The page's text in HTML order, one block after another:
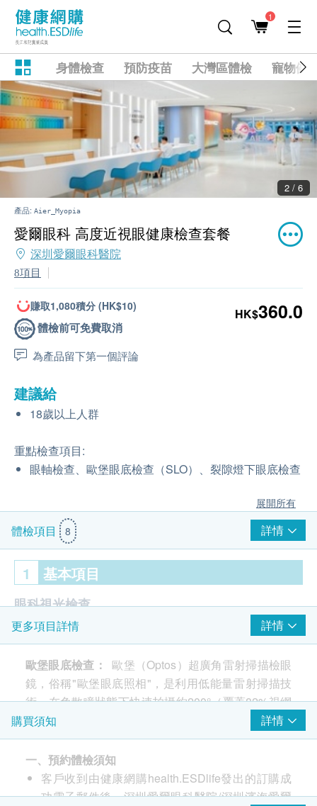
1
身體檢查 預防疫苗 大灣區體檢 寵物健
2 / 6
產品: Aier_Myopia
愛爾眼科 高度近視眼健康檢查套餐
深圳愛爾眼科醫院
8項目
賺取1,080積分 (HK$10)
體檢前可免費取消
為產品留下第一個評論
HK$360.0
建議給
18歲以上人群
重點檢查項目:
眼軸檢查、歐堡眼底檢查（SLO）、裂隙燈下眼底檢查
展開所有
體檢項目 8 詳情
1 基本項目
眼科視光檢查
視力檢測
裂隙燈下眼底檢查
眼軸長度檢查
歐堡眼底檢查 (Optos SLO)
電腦驗光
醫生講解報告
檢查後面診
更多項目詳情 詳情
歐堡眼底檢查：
歐堡（Optos）超廣角雷射掃描檢眼
鏡，俗稱"歐堡眼底照相"，是利用低能量雷射掃描技
術，在免散瞳狀態下快速拍攝約200°（覆蓋82%視網
膜）超廣角眼底影像的檢查方式，能全面篩檢視網膜
病變、高度近視併發症等眼底問題。
高度近視患者，即使沒有明顯症狀，也建議每年至少
進行一次全面的眼底檢查。透過檢查，可以及時發現
購買須知 詳情
一、預約體檢須知
客戶收到由健康網購health.ESDlife發出的訂購成
功電子郵件後，深圳愛爾眼科醫院/深圳濱海愛爾